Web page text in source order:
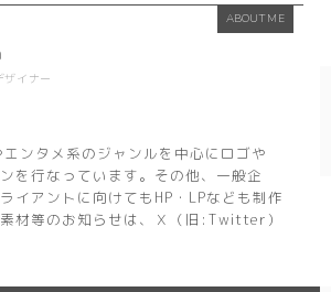
ABOUT ME
ザイナー
ンタメ系のジャンルを中心にロゴや
を行なっています。その他、一般企
イアントに向けてもHP・LPなども制作
材等のお知らせは、Ｘ（旧:Twitter）